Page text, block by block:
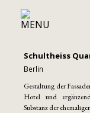
Schultheiss
Berlin
Gestaltung der
Hotel und
Substanz der